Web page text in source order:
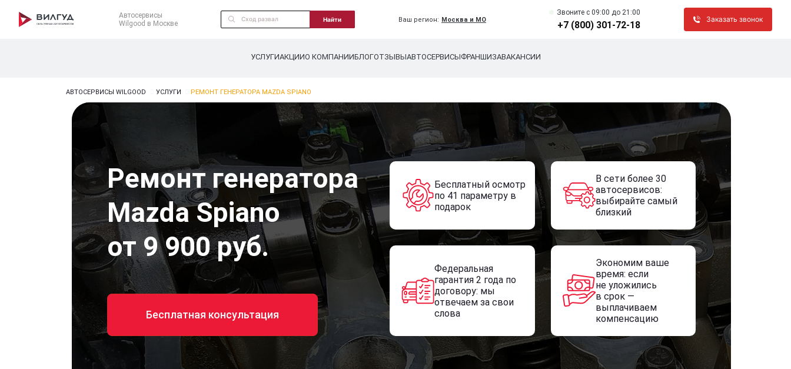
Автосервисы
Wilgood в Москве
Найти Ваш регион: Москва и МО
Звоните c 09:00 до 21:00
+7 (800) 301-72-18
Заказать звонок
УСЛУГИАКЦИИО КОМПАНИИБЛОГОТЗЫВЫАВТОСЕРВИСЫФРАНШИЗАВАКАНСИИ
АВТОСЕРВИСЫ WILGOOD УСЛУГИ РЕМОНТ ГЕНЕРАТОРА MAZDA SPIANO
Ремонт генератора
Mazda Spiano
от 9 900 руб.
Бесплатная консультация
Бесплатный осмотр
по 41 параметру в
подарок
В сети более 30
автосервисов:
выбирайте самый
близкий
Федеральная
гарантия 2 года по
договору: мы
отвечаем за свои
слова
Экономим ваше
время: если
не уложились
в срок —
выплачиваем
компенсацию